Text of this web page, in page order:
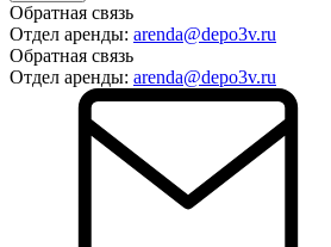
Обратная связь
Отдел аренды: arenda@depo3v.ru
Обратная связь
Отдел аренды: arenda@depo3v.ru